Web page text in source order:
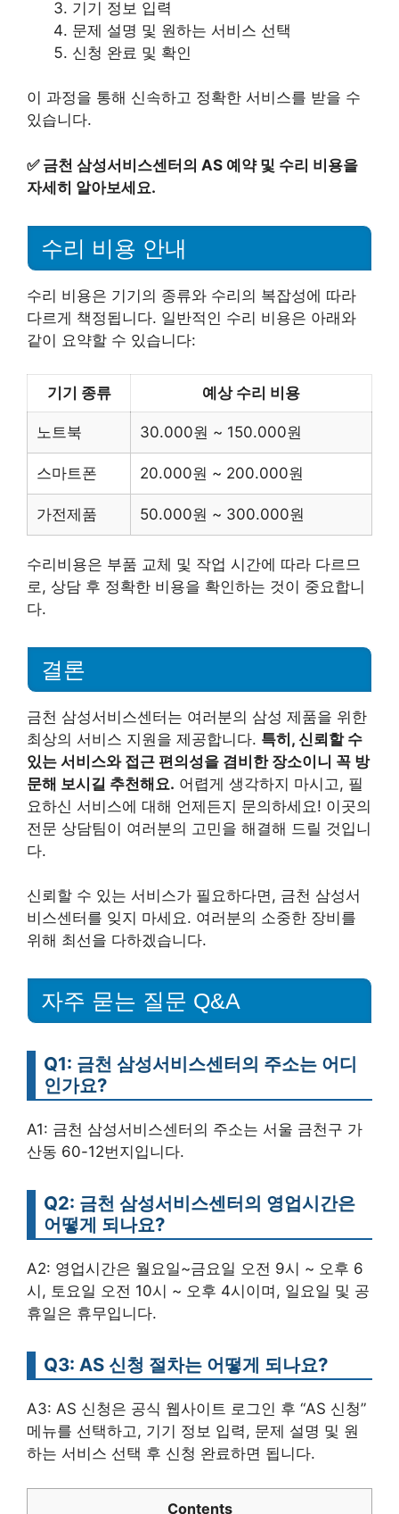
기기 정보 입력
문제 설명 및 원하는 서비스 선택
신청 완료 및 확인
이 과정을 통해 신속하고 정확한 서비스를 받을 수
있습니다.
✅ 금천 삼성서비스센터의 AS 예약 및 수리 비용을
자세히 알아보세요.
수리 비용 안내
수리 비용은 기기의 종류와 수리의 복잡성에 따라
다르게 책정됩니다. 일반적인 수리 비용은 아래와
같이 요약할 수 있습니다:
기기 종류 예상 수리 비용
노트북 30.000원 ~ 150.000원
스마트폰 20.000원 ~ 200.000원
가전제품 50.000원 ~ 300.000원
수리비용은 부품 교체 및 작업 시간에 따라 다르므
로, 상담 후 정확한 비용을 확인하는 것이 중요합니
다.
결론
금천 삼성서비스센터는 여러분의 삼성 제품을 위한
최상의 서비스 지원을 제공합니다. 특히, 신뢰할 수
있는 서비스와 접근 편의성을 겸비한 장소이니 꼭 방
문해 보시길 추천해요. 어렵게 생각하지 마시고, 필
요하신 서비스에 대해 언제든지 문의하세요! 이곳의
전문 상담팀이 여러분의 고민을 해결해 드릴 것입니
다.
신뢰할 수 있는 서비스가 필요하다면, 금천 삼성서
비스센터를 잊지 마세요. 여러분의 소중한 장비를
위해 최선을 다하겠습니다.
자주 묻는 질문 Q&A
Q1: 금천 삼성서비스센터의 주소는 어디
인가요?
A1: 금천 삼성서비스센터의 주소는 서울 금천구 가
산동 60-12번지입니다.
Q2: 금천 삼성서비스센터의 영업시간은
어떻게 되나요?
A2: 영업시간은 월요일~금요일 오전 9시 ~ 오후 6
시, 토요일 오전 10시 ~ 오후 4시이며, 일요일 및 공
휴일은 휴무입니다.
Q3: AS 신청 절차는 어떻게 되나요?
A3: AS 신청은 공식 웹사이트 로그인 후 “AS 신청”
메뉴를 선택하고, 기기 정보 입력, 문제 설명 및 원
하는 서비스 선택 후 신청 완료하면 됩니다.
Contents